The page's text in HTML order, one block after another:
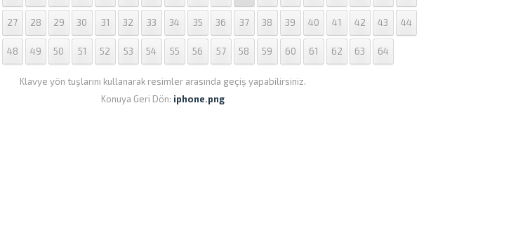
27 28 29 30 31 32 33 34 35 36 37 38 39 40 41 42 43 44
48 49 50 51 52 53 54 55 56 57 58 59 60 61 62 63 64
Klavye yön tuşlarını kullanarak resimler arasında geçiş yapabilirsiniz.
Konuya Geri Dön: iphone.png